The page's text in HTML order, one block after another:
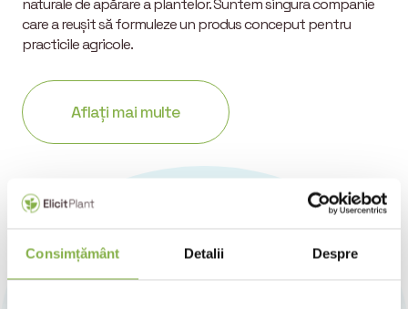
Consimțământ Detalii Despre
naturale de apărare a plantelor. Suntem singura companie
care a reușit să formuleze un produs conceput pentru
practicile agricole.
Aflați mai multe